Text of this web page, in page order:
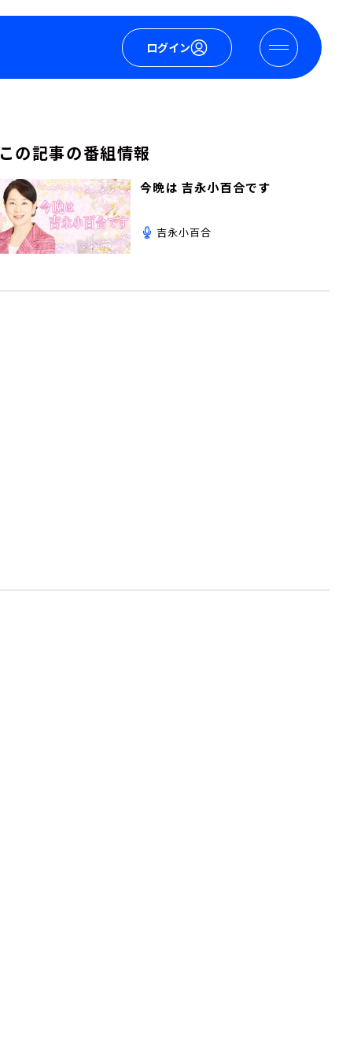
ログイン
この記事の番組情報
今晩は 吉永小百合です
吉永小百合